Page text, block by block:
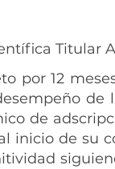
Titular
por 12
de
inicio de su